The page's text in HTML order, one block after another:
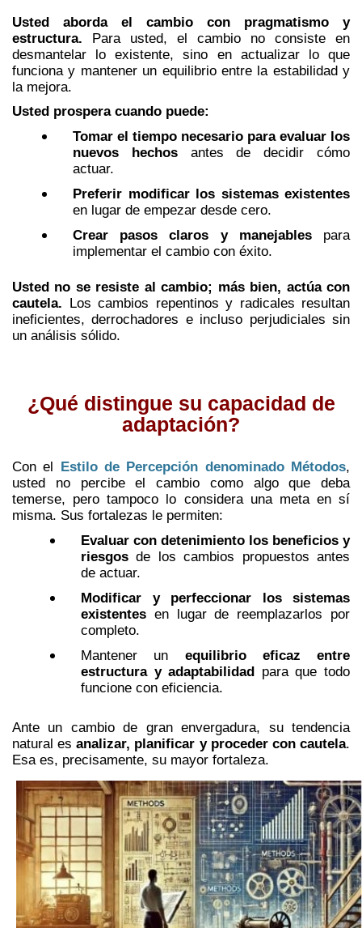
Usted aborda el cambio con pragmatismo y
estructura. Para usted, el cambio no consiste en
desmantelar lo existente, sino en actualizar lo que
funciona y mantener un equilibrio entre la estabilidad y
la mejora.
Usted prospera cuando puede:
Tomar el tiempo necesario para evaluar los
nuevos hechosantes de decidir cómo
actuar.
Preferir modificar los sistemas existentes
en lugar de empezar desde cero.
Crear pasos claros y manejablespara
implementar el cambio con éxito.
Usted no se resiste al cambio; más bien, actúa con
cautela. Los cambios repentinos y radicales resultan
ineficientes, derrochadores e incluso perjudiciales sin
un análisis sólido.
¿Qué distingue su capacidad de
adaptación?
Con el Estilo de Percepción denominado Métodos,
usted no percibe el cambio como algo que deba
temerse, pero tampoco lo considera una meta en sí
misma. Sus fortalezas le permiten:
Evaluar con detenimiento los beneficios y
riesgos de los cambios propuestos antes
de actuar.
Modificar y perfeccionar los sistemas
existentes en lugar de reemplazarlos por
completo.
Mantener un equilibrio eficaz entre
estructura y adaptabilidad para que todo
funcione con eficiencia.
Ante un cambio de gran envergadura, su tendencia
natural esanalizar, planificar y proceder con cautela.
Esa es, precisamente, su mayor fortaleza.